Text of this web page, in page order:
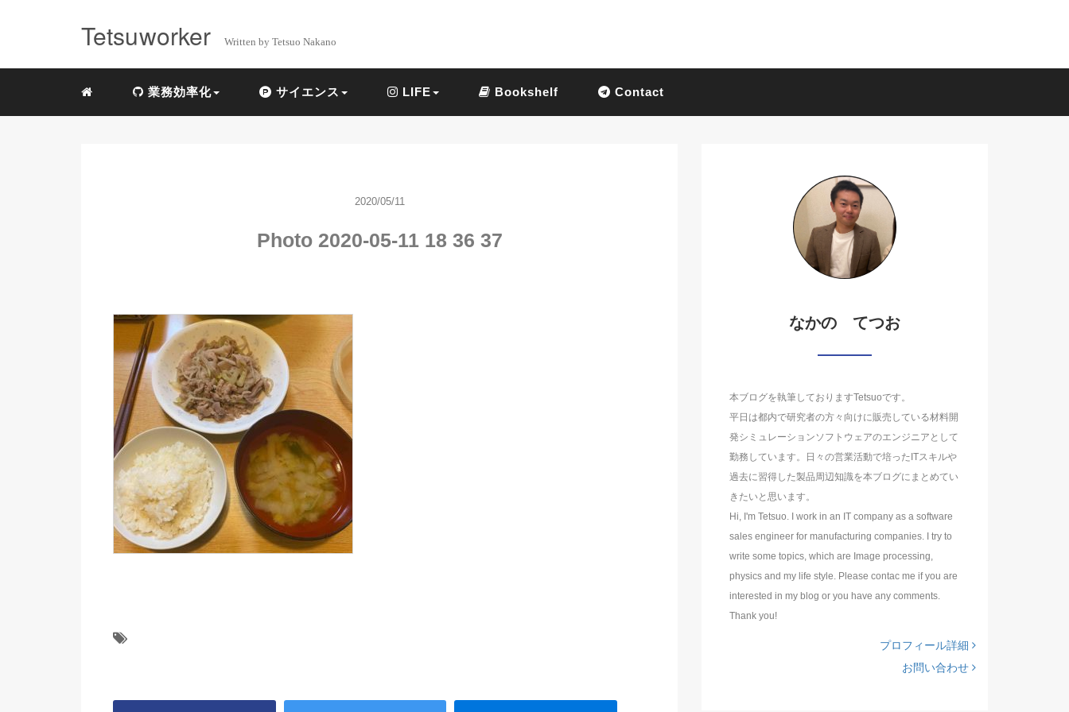
Tetsuworker Written by Tetsuo Nakano
業務効率化 サイエンス LIFE Bookshelf Contact
2020/05/11
Photo 2020-05-11 18 36 37
なかの てつお
本ブログを執筆しておりますTetsuoです。
平日は都内で研究者の方々向けに販売している材料開
発シミュレーションソフトウェアのエンジニアとして
勤務しています。日々の営業活動で培ったITスキルや
過去に習得した製品周辺知識を本ブログにまとめてい
きたいと思います。
Hi, I'm Tetsuo. I work in an IT company as a software
sales engineer for manufacturing companies. I try to
write some topics, which are Image processing,
physics and my life style. Please contac me if you are
interested in my blog or you have any comments.
Thank you!
プロフィール詳細
お問い合わせ